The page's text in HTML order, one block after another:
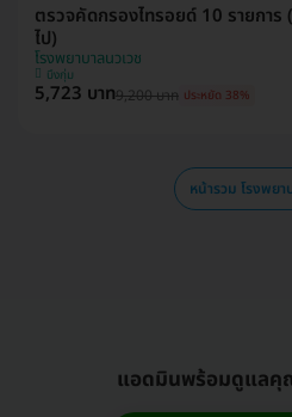
ตรวจคัดกรองไทรอยด์ 10 รายกา
ไป)
โรงพยาบาลนวเวช
บึงกุ่ม
5,723 บาท9,200 บาท ประหยัด 38%
หน้ารวม โรงพยา
แอดมินพร้อมดูแลคุ